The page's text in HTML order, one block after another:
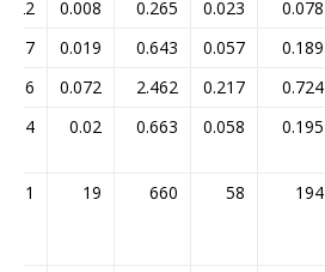
0.078
0.023
0.265
0.008
0.189
0.057
0.643
0.019
0.724
0.217
2.462
0.072
0.195
0.058
0.663
0.02
194
58
660
19
551